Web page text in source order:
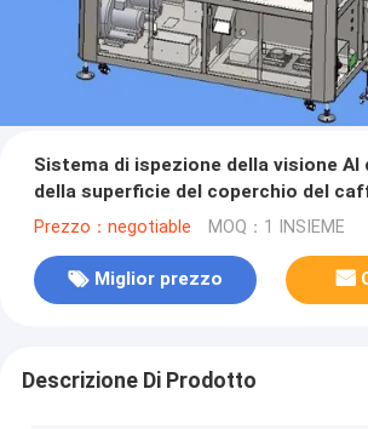
Sistema di ispezione della visione AI
della superficie del coperchio del
Prezzo：negotiable MOQ：1 INSIEME
Miglior prezzo
Descrizione Di Prodotto